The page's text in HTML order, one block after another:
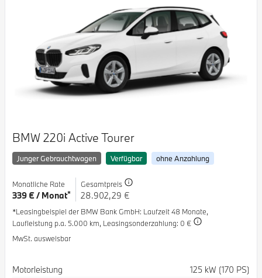
BMW 220i Active Tourer
Junger Gebrauchtwagen Verfügbar ohne Anzahlung
Monatliche Rate
339 € / Monat*
Gesamtpreis
28.902,29 €
*Leasingbeispiel der BMW Bank GmbH: Laufzeit 48 Monate,
Laufleistung p.a. 5.000 km, Leasingsonderzahlung: 0 €
MwSt. ausweisbar
Spezifikation
Motorleistung
125 kW (170 PS)